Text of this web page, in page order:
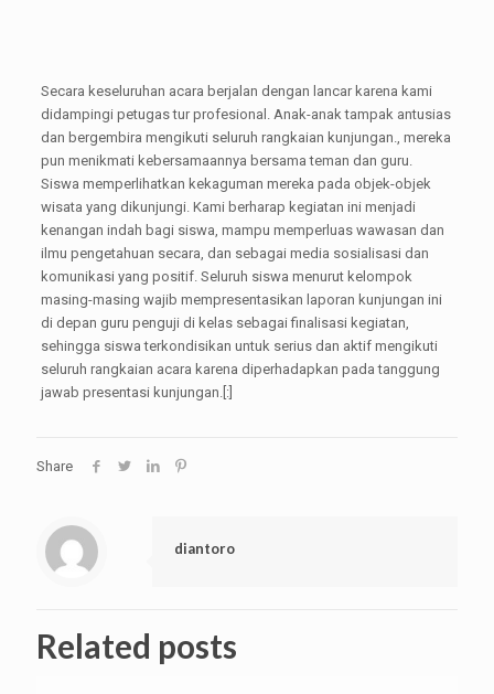
Secara keseluruhan acara berjalan dengan lancar karena kami
didampingi petugas tur profesional. Anak-anak tampak antusias
dan bergembira mengikuti seluruh rangkaian kunjungan., mereka
pun menikmati kebersamaannya bersama teman dan guru.
Siswa memperlihatkan kekaguman mereka pada objek-objek
wisata yang dikunjungi. Kami berharap kegiatan ini menjadi
kenangan indah bagi siswa, mampu memperluas wawasan dan
ilmu pengetahuan secara, dan sebagai media sosialisasi dan
komunikasi yang positif. Seluruh siswa menurut kelompok
masing-masing wajib mempresentasikan laporan kunjungan ini
di depan guru penguji di kelas sebagai finalisasi kegiatan,
sehingga siswa terkondisikan untuk serius dan aktif mengikuti
seluruh rangkaian acara karena diperhadapkan pada tanggung
jawab presentasi kunjungan.[:]
Share
diantoro
Related posts